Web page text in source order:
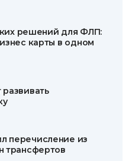
решений для ФЛП:
карты в одном
перечисление из
трансфертов